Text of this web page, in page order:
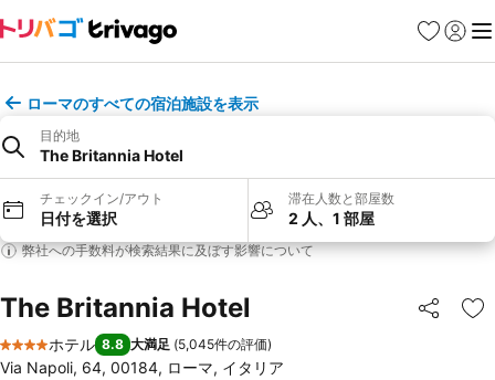
お気に入り
ログイ
メ
ローマのすべての宿泊施設を表示
目的地
The Britannia Hotel
チェックイン/アウト
日付を選択
滞在人数と部屋数
2 人、1 部屋
弊社への手数料が検索結果に及ぼす影響について
The Britannia Hotel シェア
お
4 ホテルのランク
ホテル 8.8 大満足 (5,045件の評価)
Via Napoli, 64, 00184, ローマ, イタリア